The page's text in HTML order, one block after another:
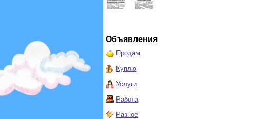
Объявления
Продам
Куплю
Услуги
Работа
Разное